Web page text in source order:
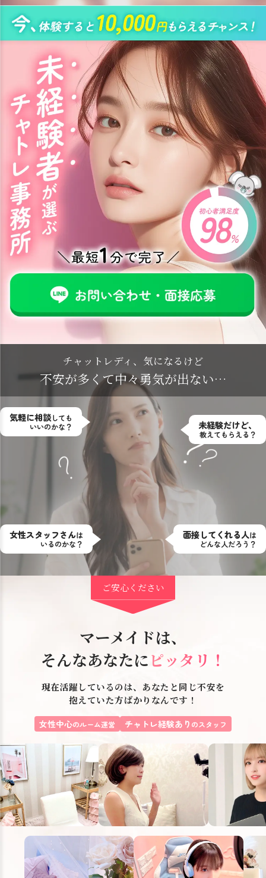
チャットレディ、気になるけど
不安が多くて中々勇気が出ない…
気軽に相談しても
いいのかな？
未経験だけど、
教えてもらえる？
女性スタッフさんは
いるのかな？
面接してくれる人は
どんな人だろう？
ご安心ください
マーメイドは、
そんなあなたにピッタリ！
現在活躍しているのは、あなたと同じ不安を
抱えていた方ばかりなんです！
女性中心のルーム運営 チャトレ経験あり のスタッフ